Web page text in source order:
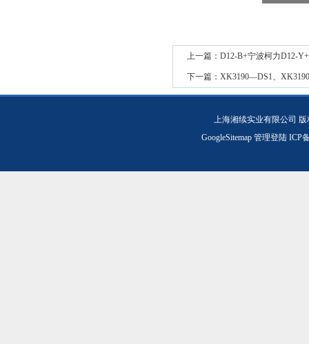
上一篇： D12-B+宁波柯力D12-
下一篇： XK3190—DS1、
上海湘续实业有限公司
GoogleSitemap 管理登陆ICP